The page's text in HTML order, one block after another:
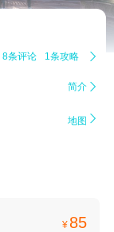
8条评论 1条攻略 
简介 
地图 
¥ 85